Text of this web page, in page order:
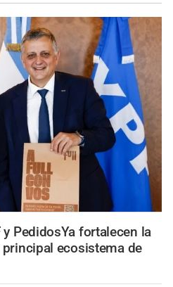
y PedidosYa fortalecen la
ecosistema de